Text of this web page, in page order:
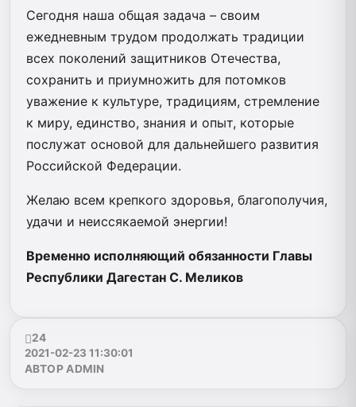
Сегодня наша общая задача – своим
ежедневным трудом продолжать традиции
всех поколений защитников Отечества,
сохранить и приумножить для потомков
уважение к культуре, традициям, стремление
к миру, единство, знания и опыт, которые
послужат основой для дальнейшего развития
Российской Федерации.
Желаю всем крепкого здоровья, благополучия,
удачи и неиссякаемой энергии!
Временно исполняющий обязанности Главы
Республики Дагестан С. Меликов
24
2021-02-23 11:30:01
АВТОР ADMIN